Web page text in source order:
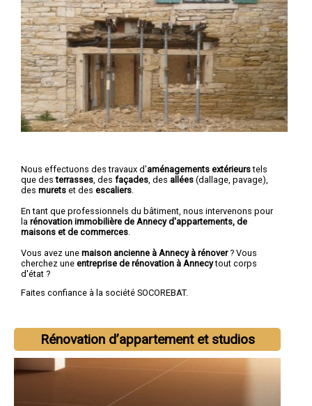
Nous effectuons des travaux d'aménagements extérieurstels
que desterrasses , des façades , des allées (dallage, pavage),
des murets et des escaliers
En tant que professionnels du bâtiment, nous intervenons pour
la rénovation immobilière de Annecy d'appartements, de
maisons et de commerces
Vous avez une maison ancienne à Annecy à rénover? Vous
cherchez une entreprise de rénovation à Annecytout corps
d'état ?
Faites confiance à la société SOCOREBAT.
Rénovation d’appartement et studios